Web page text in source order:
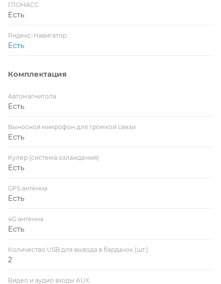
ГЛОНАСС
Есть
Яндекс-Навигатор
Есть
Комплектация
Автомагнитола
Есть
Выносной микрофон для громкой связи
Есть
Кулер (система охлаждения)
Есть
GPS антенна
Есть
4G антенна
Есть
Количество USB для вывода в бардачок (шт.)
2
Видео и аудио входы AUX